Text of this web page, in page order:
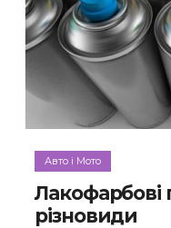
Авто і Мото
Лакофарбові
різновиди